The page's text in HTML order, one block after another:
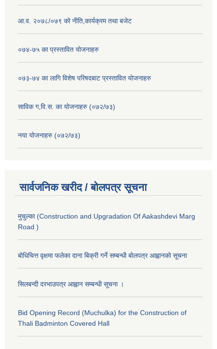
आ.व. २०७८/०७९ को नीति,कार्यक्रम तथा बजेट
०७४-७५ का प्रस्तावित योजनाहरु
०७३-७४ का लागि विशेष परिषदबाट प्रस्तावित योजनाहरु
साविक ग,वि.स. का योजनाहरु (०७२/७३)
नया योजनाहरु (०७२/७३)
सार्वजनिक खरीद / बोलपत्र सूचना
मुचुल्का (Construction and Upgradation Of Aakashdevi Marg
Road )
बोधिचित्त वृक्षमा फलेका दाना बिक्री गर्ने सम्बन्धी बोलपत्र आह्वानको सूचना
सिलबन्दी दरभाउपत्र आह्वान सम्बन्धी सूचना ।
Bid Opening Record (Muchulka) for the Construction of
Thali Badminton Covered Hall